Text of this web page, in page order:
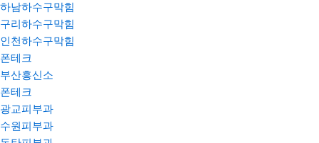
하남하수구막힘
구리하수구막힘
인천하수구막힘
폰테크
부산흥신소
폰테크
광교피부과
수원피부과